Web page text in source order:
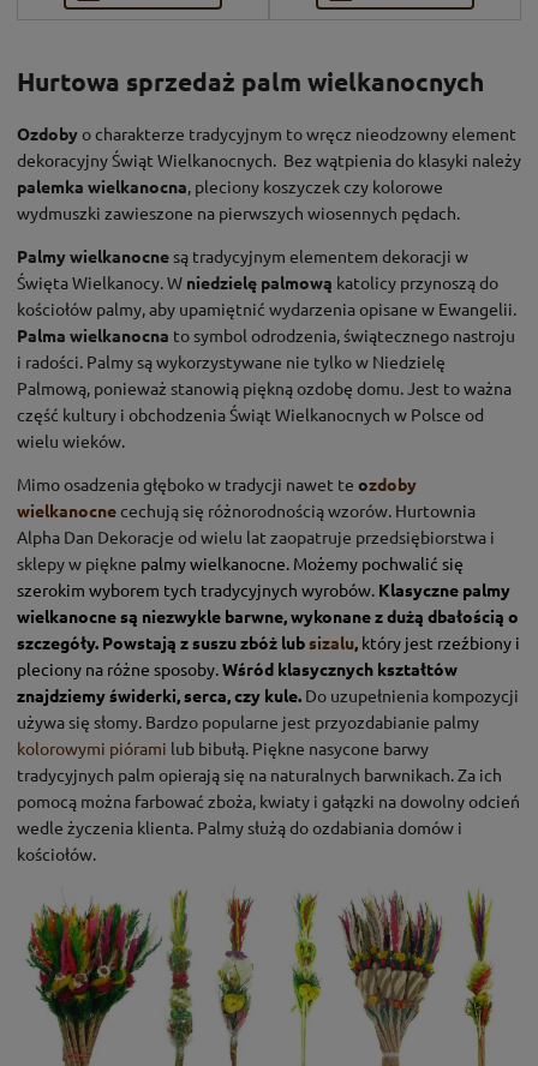
Hurtowa sprzedaż palm wielkanocnych
Ozdobyo charakterze tradycyjnym to wręcz nieodzowny element
dekoracyjny Świąt Wielkanocnych. Bez wątpienia do klasyki należy
palemka wielkanocna, pleciony koszyczek czy kolorowe
wydmuszki zawieszone na pierwszych wiosennych pędach.
Palmy wielkanocnesą tradycyjnym elementem dekoracji w
Święta Wielkanocy. W niedzielę palmową katolicy przynoszą do
kościołów palmy, aby upamiętnić wydarzenia opisane w Ewangelii.
Palma wielkanocna to symbol odrodzenia, świątecznego nastroju
i radości. Palmy są wykorzystywane nie tylko w Niedzielę
Palmową, ponieważ stanowią piękną ozdobę domu. Jest to ważna
część kultury i obchodzenia Świąt Wielkanocnych w Polsce od
wielu wieków.
Mimo osadzenia głęboko w tradycji nawet te ozdoby
wielkanocnecechują się różnorodnością wzorów. Hurtownia
Alpha Dan Dekoracje od wielu lat zaopatruje przedsiębiorstwa i
sklepy w piękne palmy wielkanocne. Możemy pochwalić się
szerokim wyborem tych tradycyjnych wyrobów. Klasyczne palmy
wielkanocne są niezwykle barwne, wykonane z dużą dbałością o
szczegóły. Powstają z suszu zbóż lubsizalu, który jest rzeźbiony i
pleciony na różne sposoby.Wśród klasycznych kształtów
znajdziemy świderki, serca, czy kule. Do uzupełnienia kompozycji
używa się słomy. Bardzo popularne jest przyozdabianie palmy
kolorowymi piórami lub bibułą. Piękne nasycone barwy
tradycyjnych palm opierają się na naturalnych barwnikach. Za ich
pomocą można farbować zboża, kwiaty i gałązki na dowolny odcień
wedle życzenia klienta. Palmy służą do ozdabiania domów i
kościołów.